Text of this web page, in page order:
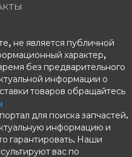
не является публичной
характер,
без предварительного
информации о
товаров обращайтесь
для поиска запчастей.
информацию и
гарантировать. Наши
вас по